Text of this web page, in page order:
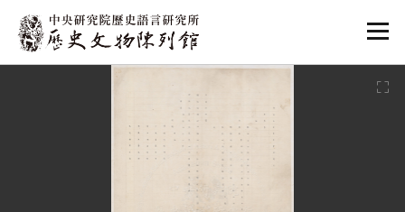
:::